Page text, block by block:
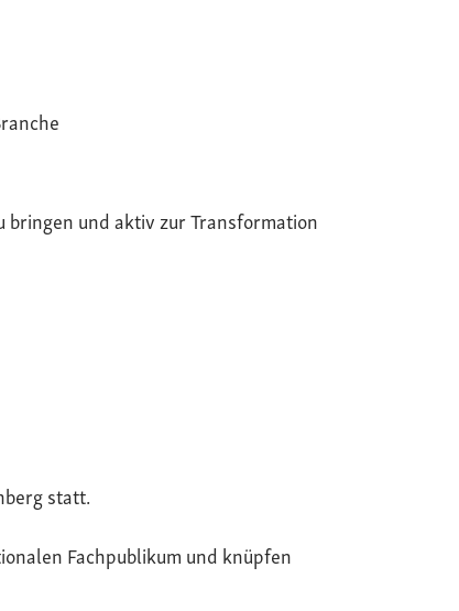
bringen und aktiv zur Transformation
statt.
Fachpublikum und knüpfen